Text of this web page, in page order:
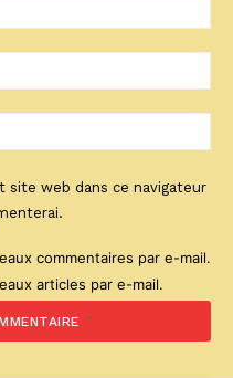
:*
:*
:
site web dans ce navigateur
commentaires par e-mail.
articles par e-mail.